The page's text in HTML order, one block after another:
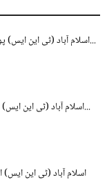
اسلام آباد (ٹی این ایس) پولیس نے مختلف علاقوں میں سرچ...
اسلام آباد (ٹی این ایس) سنگین جرائم میں ملوث 17 جرائم...
اسلام آباد (ٹی این